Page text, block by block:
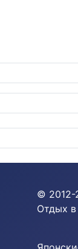
танцевать
© 2012-
Отдых